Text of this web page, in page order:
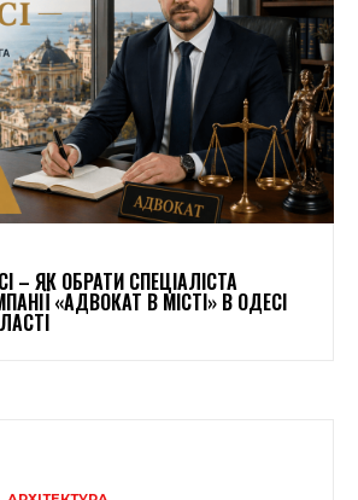
– ЯК ОБРАТИ СПЕЦІАЛІСТА
«АДВОКАТ В МІСТІ» В ОДЕСІ